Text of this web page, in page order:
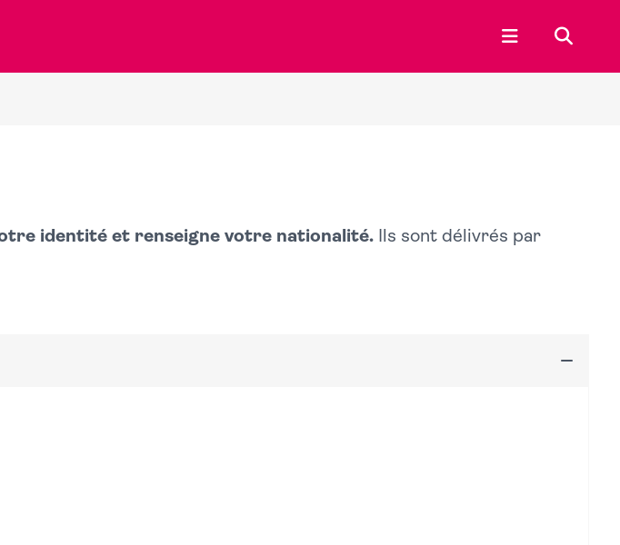
Ouvrir le menu
identité et renseigne votre nationalité. Ils sont délivrés par